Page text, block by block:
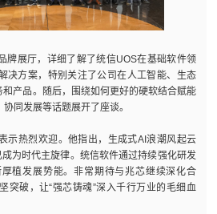
牌展厅，详细了解了统信UOS在基础软件领
决方案，特别关注了公司在人工智能、生态
产品。随后，围绕如何更好的硬软结合赋能
同发展等话题展开了座谈。
示热烈欢迎。他指出，生成式AI浪潮风起云
成为时代主旋律。统信软件通过持续强化研发
植发展势能。非常期待与兆芯继续深化合
突破，让“强芯铸魂”深入千行万业的毛细血